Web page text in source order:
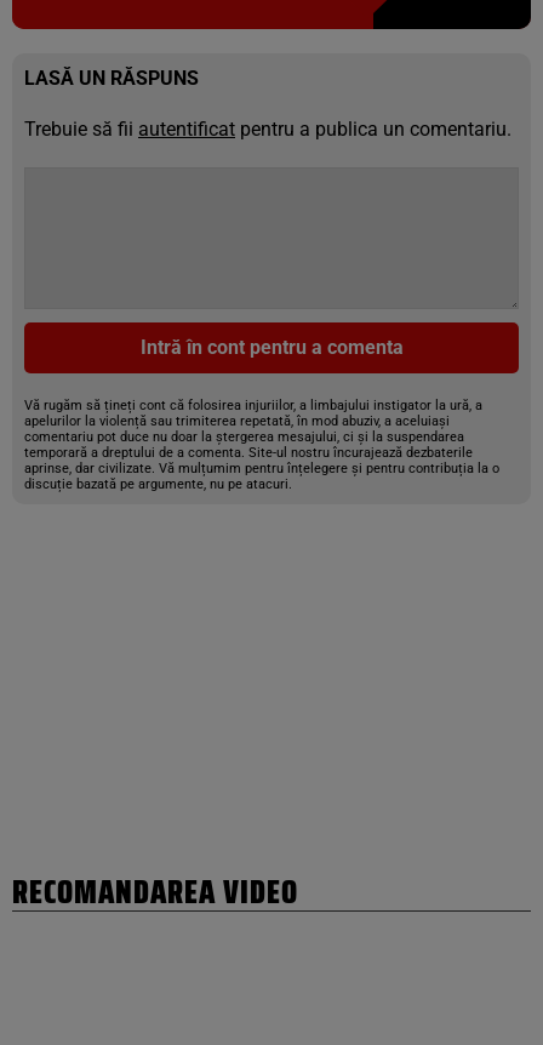
LASĂ UN RĂSPUNS
Trebuie să fii autentificat pentru a publica un comentariu.
Intră în cont pentru a comenta
Vă rugăm să țineți cont că folosirea injuriilor, a limbajului instigator la ură, a
apelurilor la violență sau trimiterea repetată, în mod abuziv, a aceluiași
comentariu pot duce nu doar la ștergerea mesajului, ci și la suspendarea
temporară a dreptului de a comenta. Site-ul nostru încurajează dezbaterile
aprinse, dar civilizate. Vă mulțumim pentru înțelegere și pentru contribuția la o
discuție bazată pe argumente, nu pe atacuri.
RECOMANDAREA VIDEO